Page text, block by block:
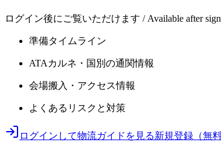
ログイン後にご覧いただけます / Available after
準備タイムライン
ATAカルネ・国別の通関情報
会場搬入・アクセス情報
よくあるリスクと対策
ログインして物流ガイドを見る新規登録（無料